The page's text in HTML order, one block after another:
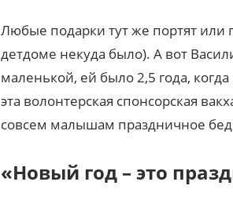
Любые подарки тут же портят или
детдоме некуда было). А вот
маленькой, ей было 2,5 года,
эта волонтерская спонсорская
совсем малышам праздничное
«Новый год – это